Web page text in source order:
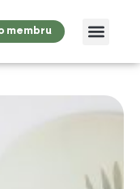
membru